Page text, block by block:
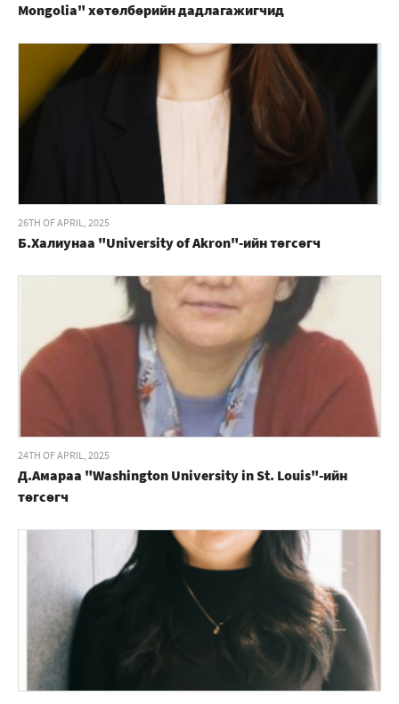
Mongolia" хөтөлбөрийн дадлагажигчид
26TH OF APRIL, 2025
Б.Халиунаа "University of Akron"-ийн төгсөгч
24TH OF APRIL, 2025
Д.Амараа "Washington University in St. Louis"-ийн
төгсөгч